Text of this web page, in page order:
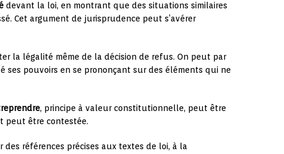
devant la loi, en montrant que des situations similaires
Cet argument de jurisprudence peut s’avérer
la légalité même de la décision de refus. On peut par
ses pouvoirs en se prononçant sur des éléments qui ne
, principe à valeur constitutionnelle, peut être
peut être contestée.
références précises aux textes de loi, à la